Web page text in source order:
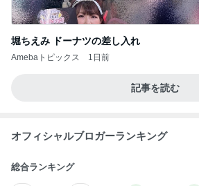
堀ちえみ ドーナツの差し入れ
Amebaトピックス 1日前
記事を読む
オフィシャルブロガーランキング
総合ランキング